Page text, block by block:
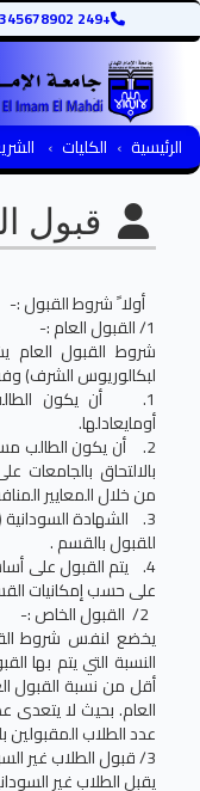
+249 12345678902
الرئيسية الكليات
قبول
أولا ً شروط القبول :-
1/ القبول العام :-
شروط القبول العام
لبكالوريوس الشرف)
1. أن يكون الطالب
أومايعادلها.
2. أن يكون الطالب
بالالتحاق
من خلال المعايير
3. الشهادة
للقبول بالقسم .
4. يتم القبول على
على حسب إمكانيات
2/ القبول الخاص :-
يخضع لنفس شروط
النسبة التي يتم بها
عدد الطلاب المقبولين
3/ قبول الطلاب غير السودانين :-
يقبل الطلاب غير